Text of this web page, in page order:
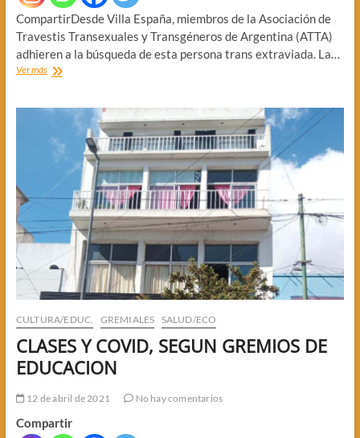
CompartirDesde Villa España, miembros de la Asociación de
Travestis Transexuales y Transgéneros de Argentina (ATTA)
adhieren a la búsqueda de esta persona trans extraviada. La…
Ver másTEHUEL
APARECE
CULTURA/EDUC. GREMIALES SALUD/ECO
CLASES Y COVID, SEGUN GREMIOS DE
EDUCACION
12 de abril de 2021 No hay comentarios
Compartir